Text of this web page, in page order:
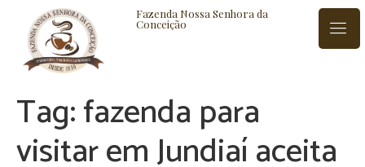
Fazenda Nossa Senhora da
Conceição
BLOG CONTATO
Tag:fazenda para
visitar em Jundiaí aceita